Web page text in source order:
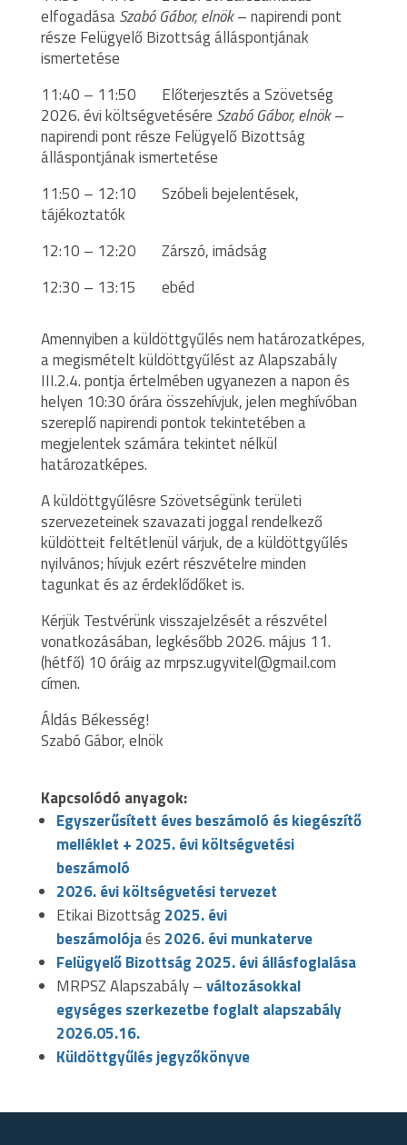
elfogadásaSzabó Gábor, elnök– napirendi pont
része Felügyelő Bizottság álláspontjának
ismertetése
11:40 – 11:50 Előterjesztés a Szövetség
2026. évi költségvetésére Szabó Gábor, elnök–
napirendi pont része Felügyelő Bizottság
álláspontjának ismertetése
11:50 – 12:10 Szóbeli bejelentések,
tájékoztatók
12:10 – 12:20 Zárszó, imádság
12:30 – 13:15 ebéd
Amennyiben a küldöttgyűlés nem határozatképes,
a megismételt küldöttgyűlést az Alapszabály
III.2.4. pontja értelmében ugyanezen a napon és
helyen 10:30 órára összehívjuk, jelen meghívóban
szereplő napirendi pontok tekintetében a
megjelentek számára tekintet nélkül
határozatképes.
A küldöttgyűlésre Szövetségünk területi
szervezeteinek szavazati joggal rendelkező
küldötteit feltétlenül várjuk, de a küldöttgyűlés
nyilvános; hívjuk ezért részvételre minden
tagunkat és az érdeklődőket is.
Kérjük Testvérünk visszajelzését a részvétel
vonatkozásában, legkésőbb 2026. május 11.
(hétfő) 10 óráig az mrpsz.ugyvitel@gmail.com
címen.
Áldás Békesség!
Szabó Gábor, elnök
Kapcsolódó anyagok:
Egyszerűsített éves beszámoló és kiegészítő
melléklet + 2025. évi költségvetési
beszámoló
2026. évi költségvetési tervezet
Etikai Bizottság2025. évi
beszámolójaés 2026. évi munkaterve
Felügyelő Bizottság 2025. évi állásfoglalása
MRPSZ Alapszabály –változásokkal
egységes szerkezetbe foglalt alapszabály
2026.05.16.
Küldöttgyűlés jegyzőkönyve